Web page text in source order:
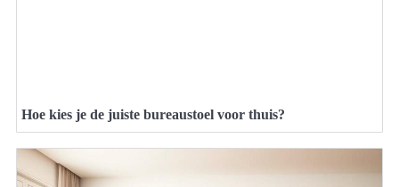
Hoe kies je de juiste bureaustoel voor thuis?